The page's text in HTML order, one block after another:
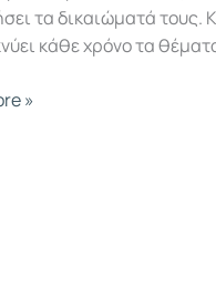
τα δικαιώματά τους.
κάθε χρόνο τα
»